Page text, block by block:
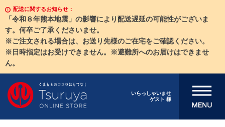
配送に関するお知らせ：
「令和８年熊本地震」の影響により配送遅延の可能性がございま
す。何卒ご了承くださいませ。
※ご注文される場合は、お送り先様のご在宅をご確認ください。
※日時指定はお受けできません。※避難所へのお届けはできませ
ん。
いらっしゃいませ
ゲスト 様
メニューを開